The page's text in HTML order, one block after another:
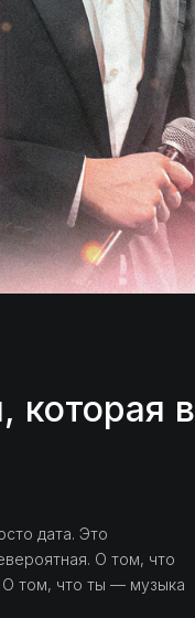
которая
дата. Это
О том, что
О том, что ты — музыка